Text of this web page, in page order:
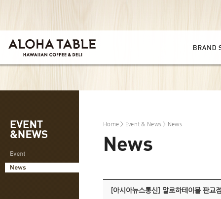
Home > Event & News > News
[아시아뉴스통신] 알로하테이블 판교